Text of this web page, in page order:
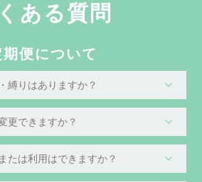
ある質問
期便について
縛りはありますか？
更できますか？
たは利用はできますか？